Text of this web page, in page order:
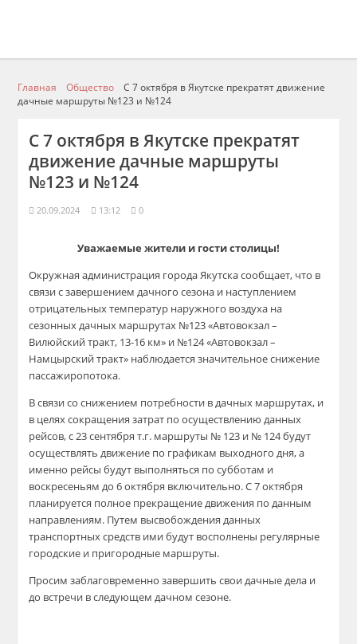
Главная Общество
С 7 октября в Якутске прекратят движение
дачные маршруты №123 и №124
С 7 октября в Якутске прекратят
движение дачные маршруты
№123 и №124
20.09.2024 13:12 0
Уважаемые жители и гости столицы!
Окружная администрация города Якутска сообщает, что в
связи с завершением дачного сезона и наступлением
отрицательных температур наружного воздуха на
сезонных дачных маршрутах №123 «Автовокзал –
Вилюйский тракт, 13-16 км» и №124 «Автовокзал –
Намцырский тракт» наблюдается значительное снижение
пассажиропотока.
В связи со снижением потребности в дачных маршрутах, и
в целях сокращения затрат по осуществлению данных
рейсов, с 23 сентября т.г. маршруты № 123 и № 124 будут
осуществлять движение по графикам выходного дня, а
именно рейсы будут выполняться по субботам и
воскресеньям до 6 октября включительно. С 7 октября
планируется полное прекращение движения по данным
направлениям. Путем высвобождения данных
транспортных средств ими будут восполнены регулярные
городские и пригородные маршруты.
Просим заблаговременно завершить свои дачные дела и
до встречи в следующем дачном сезоне.